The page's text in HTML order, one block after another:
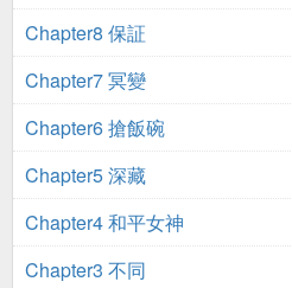
Chapter8 保証
Chapter7 冥變
Chapter6 搶飯碗
Chapter5 深藏
Chapter4 和平女神
Chapter3 不同